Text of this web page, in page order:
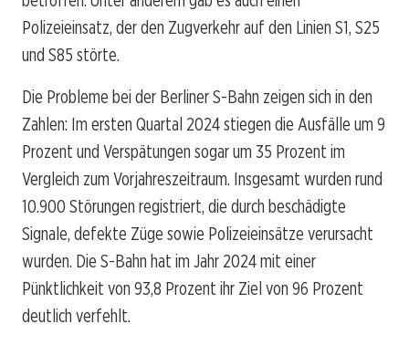
Polizeieinsatz, der den Zugverkehr auf den Linien S1, S25
und S85 störte.
Die Probleme bei der Berliner S-Bahn zeigen sich in den
Zahlen: Im ersten Quartal 2024 stiegen die Ausfälle um 9
Prozent und Verspätungen sogar um 35 Prozent im
Vergleich zum Vorjahreszeitraum. Insgesamt wurden rund
10.900 Störungen registriert, die durch beschädigte
Signale, defekte Züge sowie Polizeieinsätze verursacht
wurden. Die S-Bahn hat im Jahr 2024 mit einer
Pünktlichkeit von 93,8 Prozent ihr Ziel von 96 Prozent
deutlich verfehlt.